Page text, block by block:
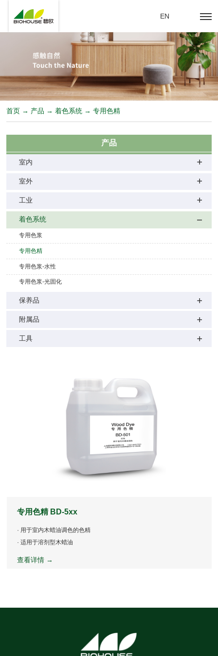
EN
首页 → 产品 → 着色系统 → 专用色精
产品
室内
室外
工业
着色系统
专用色浆
专用色精
专用色浆-水性
专用色浆-光固化
保养品
附属品
工具
专用色精 BD-5xx
· 用于室内木蜡油调色的色精
· 适用于溶剂型木蜡油
查看详情 →